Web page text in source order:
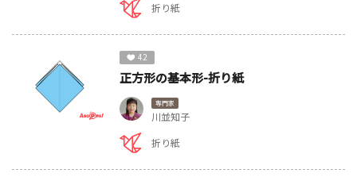
折り紙
42
正方形の基本形-折り紙
専門家
川並知子
折り紙